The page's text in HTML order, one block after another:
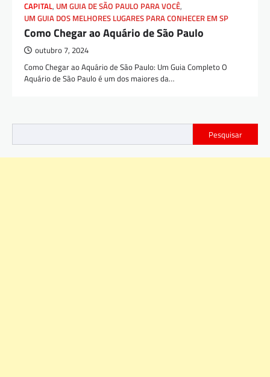
CAPITAL, UM GUIA DE SÃO PAULO PARA VOCÊ,
UM GUIA DOS MELHORES LUGARES PARA CONHECER EM SP
Como Chegar ao Aquário de São Paulo
outubro 7, 2024
Como Chegar ao Aquário de São Paulo: Um Guia Completo O
Aquário de São Paulo é um dos maiores da…
Pesquisar